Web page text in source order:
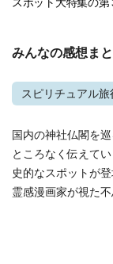
みんなの感想ま
スピリチュアル旅
国内の神社仏閣を
ところなく伝えて
史的なスポットが
霊感漫画家が視た不